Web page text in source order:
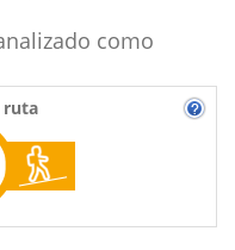
como
ruta